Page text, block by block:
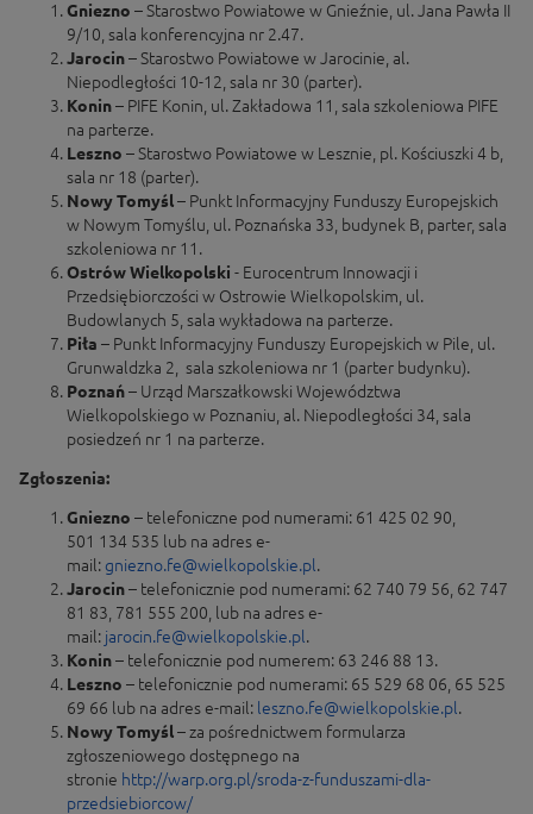
Gniezno – Starostwo Powiatowe w Gnieźnie, ul. Jana Pawła II
9/10, sala konferencyjna nr 2.47.
Jarocin– Starostwo Powiatowe w Jarocinie, al.
Niepodległości 10-12, sala nr 30 (parter).
Konin– PIFE Konin, ul. Zakładowa 11, sala szkoleniowa PIFE
na parterze.
Leszno – Starostwo Powiatowe w Lesznie, pl. Kościuszki 4 b,
sala nr 18 (parter).
Nowy Tomyśl– Punkt Informacyjny Funduszy Europejskich
w Nowym Tomyślu, ul. Poznańska 33, budynek B, parter, sala
szkoleniowa nr 11.
Ostrów Wielkopolski - Eurocentrum Innowacji i
Przedsiębiorczości w Ostrowie Wielkopolskim, ul.
Budowlanych 5, sala wykładowa na parterze.
Piła – Punkt Informacyjny Funduszy Europejskich w Pile, ul.
Grunwaldzka 2, sala szkoleniowa nr 1 (parter budynku).
Poznań– Urząd Marszałkowski Województwa
Wielkopolskiego w Poznaniu, al. Niepodległości 34, sala
posiedzeń nr 1 na parterze.
Zgłoszenia:
Gniezno – telefoniczne pod numerami: 61 425 02 90,
501 134 535 lub na adres e-
mail:gniezno.fe@wielkopolskie.pl.
Jarocin– telefonicznie pod numerami: 62 740 79 56, 62 747
81 83, 781 555 200, lub na adres e-
mail: jarocin.fe@wielkopolskie.pl.
Konin– telefonicznie pod numerem: 63 246 88 13.
Leszno – telefonicznie pod numerami: 65 529 68 06, 65 525
69 66 lub na adres e-mail: leszno.fe@wielkopolskie.pl.
Nowy Tomyśl– za pośrednictwem formularza
zgłoszeniowego dostępnego na
stronie http://warp.org.pl/sroda-z-funduszami-dla-
przedsiebiorcow/